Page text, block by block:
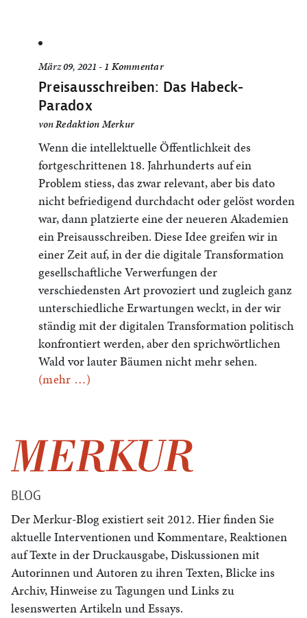
März 09, 2021 - 1 Kommentar
Preisausschreiben: Das Habeck-
Paradox
vonRedaktion Merkur
Wenn die intellektuelle Öffentlichkeit des
fortgeschrittenen 18. Jahrhunderts auf ein
Problem stiess, das zwar relevant, aber bis dato
nicht befriedigend durchdacht oder gelöst worden
war, dann platzierte eine der neueren Akademien
ein Preisausschreiben. Diese Idee greifen wir in
einer Zeit auf, in der die digitale Transformation
gesellschaftliche Verwerfungen der
verschiedensten Art provoziert und zugleich ganz
unterschiedliche Erwartungen weckt, in der wir
ständig mit der digitalen Transformation politisch
konfrontiert werden, aber den sprichwörtlichen
Wald vor lauter Bäumen nicht mehr sehen.
(mehr …)
BLOG
Der Merkur-Blog existiert seit 2012. Hier finden Sie
aktuelle Interventionen und Kommentare, Reaktionen
auf Texte in der Druckausgabe, Diskussionen mit
Autorinnen und Autoren zu ihren Texten, Blicke ins
Archiv, Hinweise zu Tagungen und Links zu
lesenswerten Artikeln und Essays.